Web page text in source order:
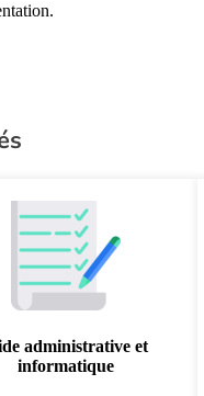
administrative et
informatique